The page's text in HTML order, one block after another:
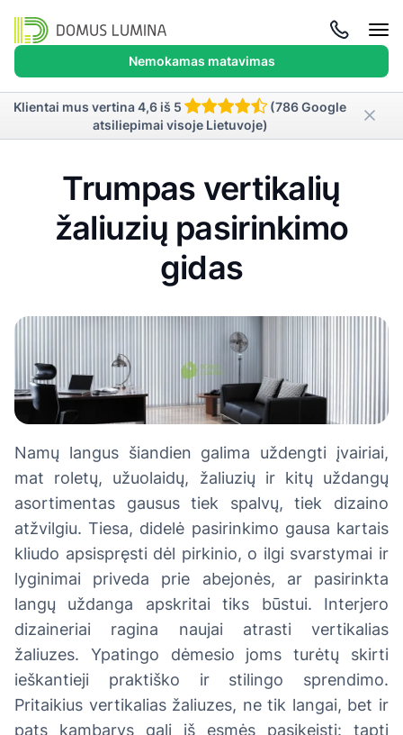
Nemokamas matavimas
Klientai mus vertina 4,6 iš 5
(786 Google
atsiliepimai visoje Lietuvoje)
Trumpas vertikalių
žaliuzių pasirinkimo
gidas
Namų langus šiandien galima uždengti įvairiai,
mat roletų, užuolaidų, žaliuzių ir kitų uždangų
asortimentas gausus tiek spalvų, tiek dizaino
atžvilgiu. Tiesa, didelė pasirinkimo gausa kartais
kliudo apsispręsti dėl pirkinio, o ilgi svarstymai ir
lyginimai priveda prie abejonės, ar pasirinkta
langų uždanga apskritai tiks būstui. Interjero
dizaineriai ragina naujai atrasti vertikalias
žaliuzes. Ypatingo dėmesio joms turėtų skirti
ieškantieji praktiško ir stilingo sprendimo.
Pritaikius vertikalias žaliuzes, ne tik langai, bet ir
pats kambarys gali iš esmės pasikeisti: tapti